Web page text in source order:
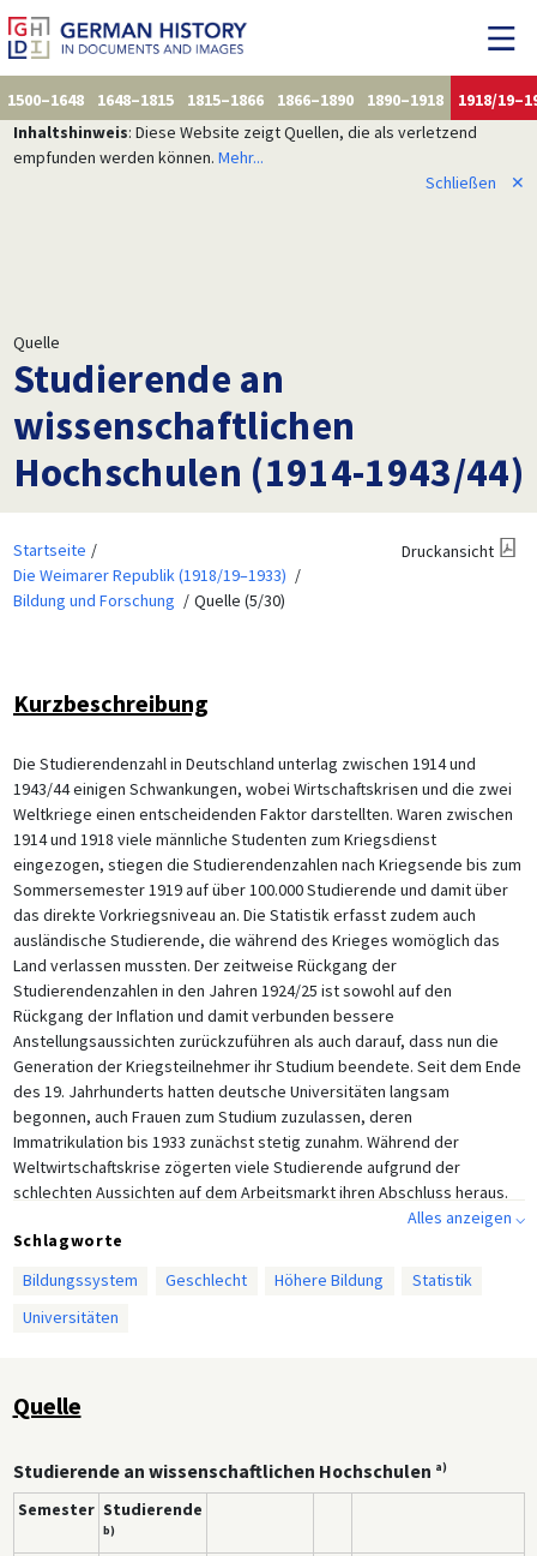
1500–1648 1648–1815 1815–1866 1866–1890 1890–1918
1918/
Inhaltshinweis: Diese Website zeigt Quellen, die als verletzend
empfunden werden können. Mehr...
Schließen
✕
Quelle
Studierende an
wissenschaftlichen
Hochschulen (1914-1943/44)
Startseite
Die Weimarer Republik (1918/19–1933)
Bildung und Forschung
Quelle (5/30)
Druckansicht
Kurzbeschreibung
Die Studierendenzahl in Deutschland unterlag zwischen 1914 und
1943/44 einigen Schwankungen, wobei Wirtschaftskrisen und die zwei
Weltkriege einen entscheidenden Faktor darstellten. Waren zwischen
1914 und 1918 viele männliche Studenten zum Kriegsdienst
eingezogen, stiegen die Studierendenzahlen nach Kriegsende bis zum
Sommersemester 1919 auf über 100.000 Studierende und damit über
das direkte Vorkriegsniveau an. Die Statistik erfasst zudem auch
ausländische Studierende, die während des Krieges womöglich das
Land verlassen mussten. Der zeitweise Rückgang der
Studierendenzahlen in den Jahren 1924/25 ist sowohl auf den
Rückgang der Inflation und damit verbunden bessere
Anstellungsaussichten zurückzuführen als auch darauf, dass nun die
Generation der Kriegsteilnehmer ihr Studium beendete. Seit dem Ende
des 19. Jahrhunderts hatten deutsche Universitäten langsam
begonnen, auch Frauen zum Studium zuzulassen, deren
Immatrikulation bis 1933 zunächst stetig zunahm. Während der
Weltwirtschaftskrise zögerten viele Studierende aufgrund der
schlechten Aussichten auf dem Arbeitsmarkt ihren Abschluss heraus.
Die Gesamtzahl der Studierenden erhöhte sich dadurch. Nach 1933
nahm die Zahl der Studierenden ab. Dies hatte mehrere Ursachen:
den Universitäten und dem Wissenschaftsbetrieb verdrängt, der Anteil
an Frauen unter den Studierenden sollte begrenzt werden,
verbunden. Zu Beginn des Zweiten Weltkriegs wurden viele Studenten
von der Wehrmacht eingezogen. Die Zahl der weiblichen Studierenden
Alles anzeigen ⌵
Schlagworte
Bildungssystem
Geschlecht Höhere Bildung
Statistik
Universitäten
Quelle
Studierende an wissenschaftlichen Hochschulen a)
Semester Studierende
b)